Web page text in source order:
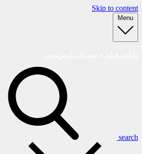
Skip to content
Menu
search